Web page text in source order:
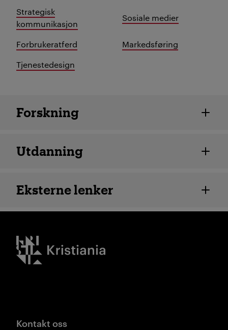
Strategisk
kommunikasjon
Sosiale medier
Forbrukeratferd
Markedsføring
Tjenestedesign
Ansatte detaljer
Forskning
Utdanning
Eksterne lenker
Kristiania logo
Kontakt oss